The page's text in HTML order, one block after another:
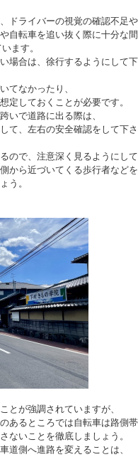
ドライバーの視覚の確認不足
自転車を追い抜く際に十分な
ます。
場合は、徐行するようにして
てなかったり、
定しておくことが必要です。
いで道路に出る際は、
て、左右の安全確認をして下
ので、注意深く見るようにし
から近づいてくる歩行者など
う。
とが強調されていますが、
あるところでは自転車は路側
ないことを徹底しましょう。
道側へ進路を変えることは、